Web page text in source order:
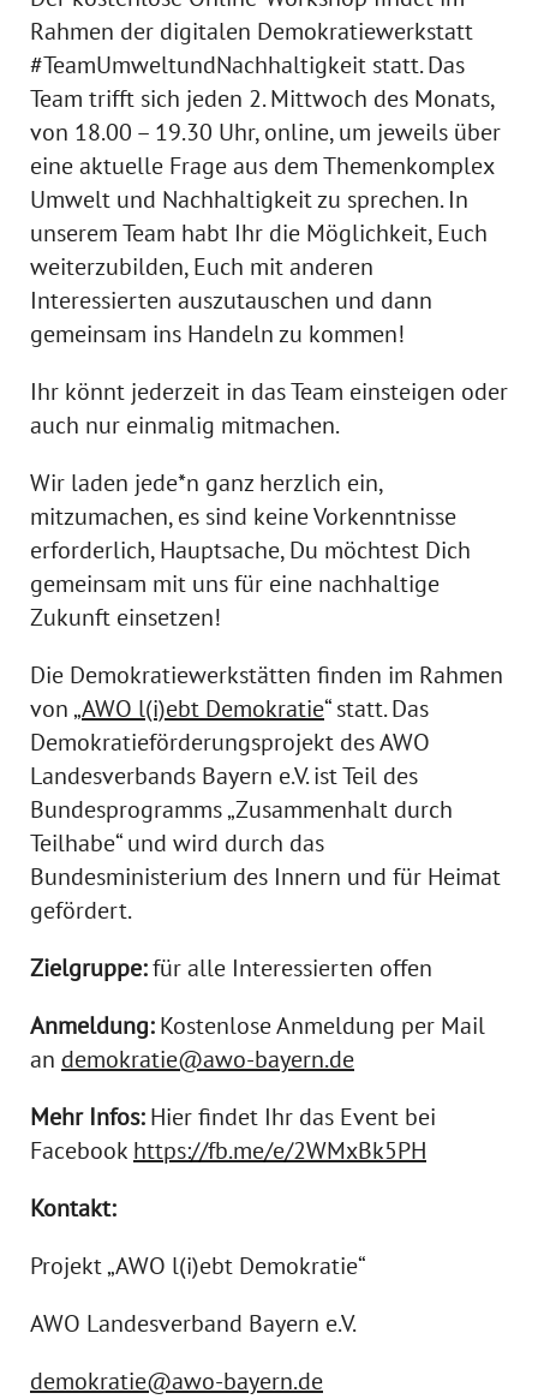
Rahmen der digitalen Demokratiewerkstatt
#TeamUmweltundNachhaltigkeit statt. Das
Team trifft sich jeden 2. Mittwoch des Monats,
von 18.00 – 19.30 Uhr, online, um jeweils über
eine aktuelle Frage aus dem Themenkomplex
Umwelt und Nachhaltigkeit zu sprechen. In
unserem Team habt Ihr die Möglichkeit, Euch
weiterzubilden, Euch mit anderen
Interessierten auszutauschen und dann
gemeinsam ins Handeln zu kommen!
Ihr könnt jederzeit in das Team einsteigen oder
auch nur einmalig mitmachen.
Wir laden jede*n ganz herzlich ein,
mitzumachen, es sind keine Vorkenntnisse
erforderlich, Hauptsache, Du möchtest Dich
gemeinsam mit uns für eine nachhaltige
Zukunft einsetzen!
Die Demokratiewerkstätten finden im Rahmen
von „AWO l(i)ebt Demokratie“ statt. Das
Demokratieförderungsprojekt des AWO
Landesverbands Bayern e.V. ist Teil des
Bundesprogramms „Zusammenhalt durch
Teilhabe“ und wird durch das
Bundesministerium des Innern und für Heimat
gefördert.
Zielgruppe:für alle Interessierten offen
Anmeldung:Kostenlose Anmeldung per Mail
an demokratie@awo-bayern.de
Mehr Infos:Hier findet Ihr das Event bei
Facebook https://fb.me/e/2WMxBk5PH
Kontakt:
Projekt „AWO l(i)ebt Demokratie“
AWO Landesverband Bayern e.V.
demokratie@awo-bayern.de